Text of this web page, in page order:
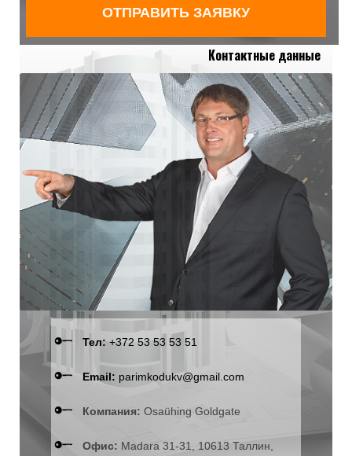
Контактные данные
Тел: +372 53 53 53 51
Email: parimkodukv@gmail.com
Компания: Osaühing Goldgate
Офис: Madara 31-31, 10613 Таллин,